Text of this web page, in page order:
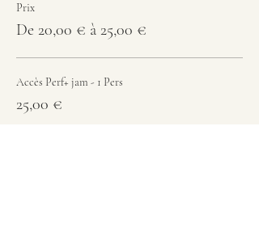
Prix
De 20,00 € à 25,00 €
Accès Perf+ jam - 1 Pers
25,00 €